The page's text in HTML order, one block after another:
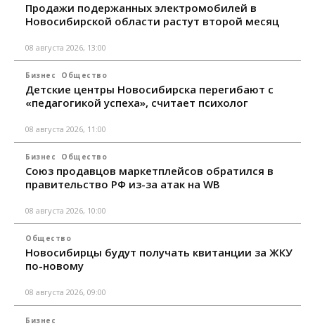
Продажи подержанных электромобилей в
Новосибирской области растут второй месяц
08 августа 2026, 13:00
Бизнес Общество
Детские центры Новосибирска перегибают с
«педагогикой успеха», считает психолог
08 августа 2026, 11:00
Бизнес Общество
Союз продавцов маркетплейсов обратился в
правительство РФ из-за атак на WB
08 августа 2026, 10:00
Общество
Новосибирцы будут получать квитанции за ЖКУ
по-новому
08 августа 2026, 09:00
Бизнес